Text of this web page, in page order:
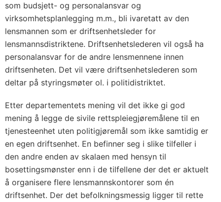
som budsjett- og personalansvar og
virksomhetsplanlegging m.m., bli ivaretatt av den
lensmannen som er driftsenhetsleder for
lensmannsdistriktene. Driftsenhetslederen vil også ha
personalansvar for de andre lensmennene innen
driftsenheten. Det vil være driftsenhetslederen som
deltar på styringsmøter ol. i politidistriktet.
Etter departementets mening vil det ikke gi god
mening å legge de sivile rettspleiegjøremålene til en
tjenesteenhet uten politigjøremål som ikke samtidig er
en egen driftsenhet. En befinner seg i slike tilfeller i
den andre enden av skalaen med hensyn til
bosettingsmønster enn i de tilfellene der det er aktuelt
å organisere flere lensmannskontorer som én
driftsenhet. Der det befolkningsmessig ligger til rette